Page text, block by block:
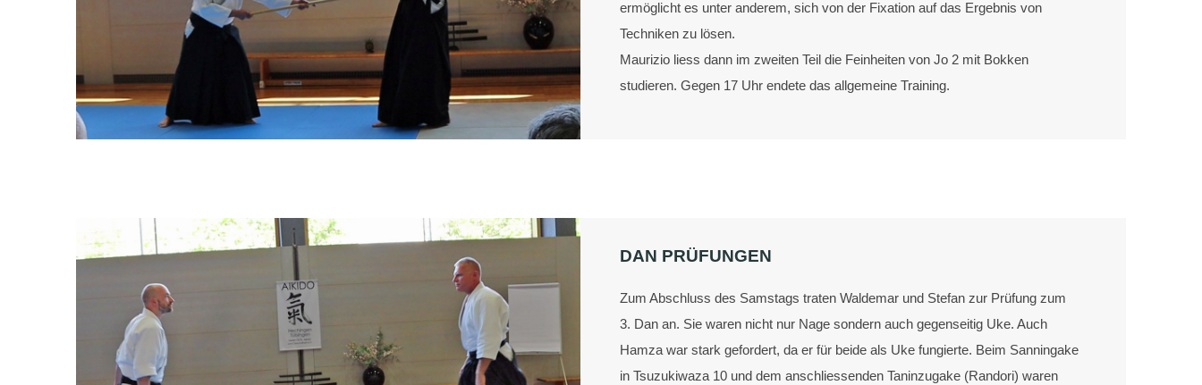
ermöglicht es unter anderem, sich von der Fixation auf das Ergebnis von
Techniken zu lösen.
Maurizio liess dann im zweiten Teil die Feinheiten von Jo 2 mit Bokken
studieren. Gegen 17 Uhr endete das allgemeine Training.
DAN PRÜFUNGEN
Zum Abschluss des Samstags traten Waldemar und Stefan zur Prüfung zum
3. Dan an. Sie waren nicht nur Nage sondern auch gegenseitig Uke. Auch
Hamza war stark gefordert, da er für beide als Uke fungierte. Beim Sanningake
in Tsuzukiwaza 10 und dem anschliessenden Taninzugake (Randori) waren